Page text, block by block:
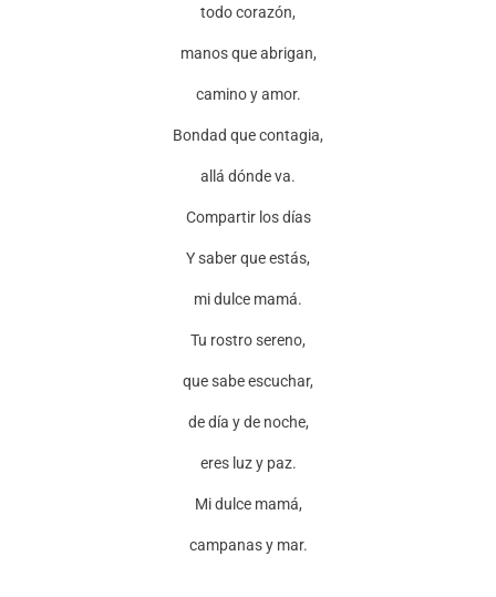
todo corazón,
manos que abrigan,
camino y amor.
Bondad que contagia,
allá dónde va.
Compartir los días
Y saber que estás,
mi dulce mamá.
Tu rostro sereno,
que sabe escuchar,
de día y de noche,
eres luz y paz.
Mi dulce mamá,
campanas y mar.